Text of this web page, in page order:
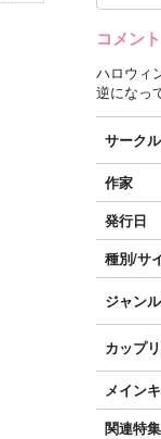
コメント
ハロウィ
逆になっ
サーク
作家
発行日
種別/サ
ジャン
カップ
メイン
関連特集